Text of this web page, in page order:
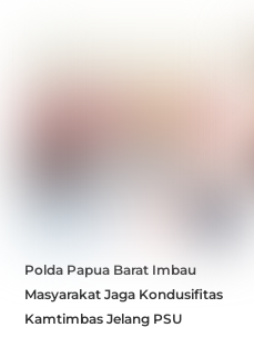
Polda Papua Barat Imbau
Masyarakat Jaga Kondusifitas
Kamtimbas Jelang PSU